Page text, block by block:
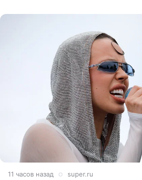
11 часов назад super.ru